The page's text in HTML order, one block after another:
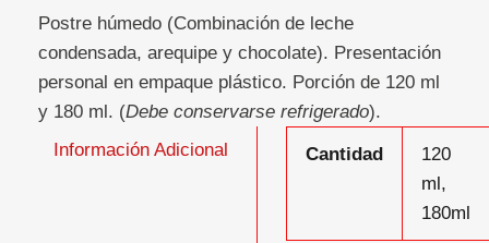
Postre húmedo (Combinación de leche
condensada, arequipe y chocolate). Presentación
personal en empaque plástico. Porción de 120 ml
y 180 ml. (Debe conservarse refrigerado).
Información Adicional
Cantidad
120
ml,
180ml